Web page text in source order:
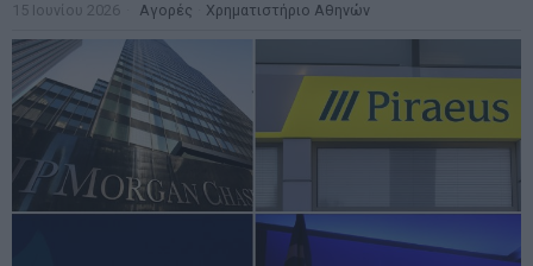
15 Ιουνίου 2026 Αγορές Χρηματιστήριο Αθηνών